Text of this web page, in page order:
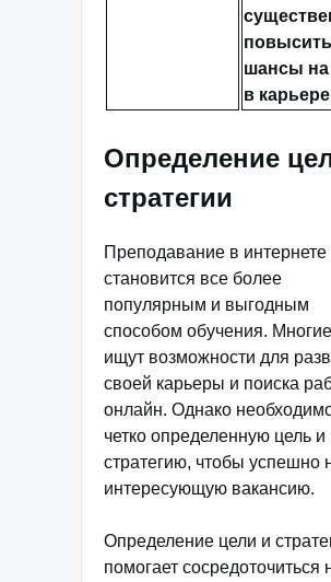
шансы на
в
Определение
стратегии
Преподавание в интернете
становится все более
популярным и выгодным
способом обучения.
ищут возможности для
своей карьеры и поиска
онлайн. Однако
четко определенную цель и
стратегию, чтобы успешно
интересующую вакансию.
Определение цели и
помогает сосредоточиться